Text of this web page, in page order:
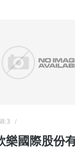
樂國際股份